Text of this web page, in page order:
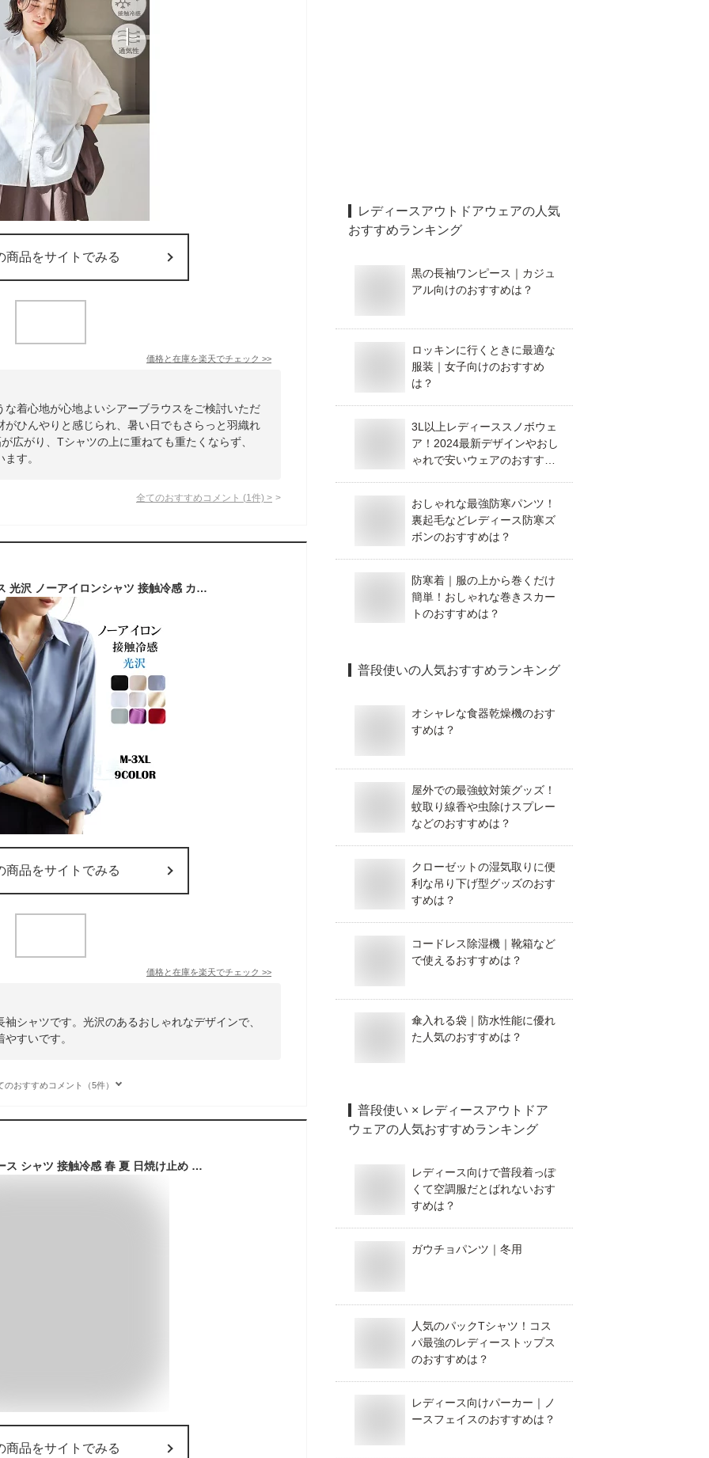
商品をサイトでみる
価格と在庫を楽天でチェック >>
着心地が心地よいシアーブラウスをご検討いただ
ひんやりと感じられ、暑い日でもさらっと羽織れ
広がり、Tシャツの上に重ねても重たくならず、
す。
全てのおすすめコメント (1 件) >
長袖シャツ レディース 光沢 ノーアイロンシャツ 接触冷感 カジュアルシャツ ワイシャツ おしゃれ 白シャツ ビジネス 春夏
商品をサイトでみる
価格と在庫を楽天でチェック >>
シャツです。光沢のあるおしゃれなデザインで、
すいです。
のおすすめコメント（5件）
シアーシャツ レディース シャツ 接触冷感 春 夏 日焼け止め 長袖 透け感 大きいサイズ シースルーシャツ ブラウス ビッグシャツ シアー 長袖シャツ トップス 羽織り 薄手 冷房対策 ゆったり 二の腕カバー 体型カバー ピンク イエロー 通勤 オフィス デート リゾート
商品をサイトでみる
レディースアウトドアウェアの人気
おすすめランキング
黒の長袖ワンピース｜カジュ
アル向けのおすすめは？
ロッキンに行くときに最適な
服装｜女子向けのおすすめ
は？
3L以上レディーススノボウェ
ア！2024最新デザインやおし
ゃれで安いウェアのおすすめ
おしゃれな最強防寒パンツ！
裏起毛などレディース防寒ズ
ボンのおすすめは？
防寒着｜服の上から巻くだけ
簡単！おしゃれな巻きスカー
トのおすすめは？
普段使いの人気おすすめランキング
オシャレな食器乾燥機のおす
すめは？
屋外での最強蚊対策グッズ！
蚊取り線香や虫除けスプレー
などのおすすめは？
クローゼットの湿気取りに便
利な吊り下げ型グッズのおす
すめは？
コードレス除湿機｜靴箱など
で使えるおすすめは？
傘入れる袋｜防水性能に優れ
た人気のおすすめは？
普段使い × レディースアウトドア
ウェアの人気おすすめランキング
レディース向けで普段着っぽ
くて空調服だとばれないおす
すめは？
ガウチョパンツ｜冬用
人気のパックTシャツ！コス
パ最強のレディーストップス
のおすすめは？
レディース向けパーカー｜ノ
ースフェイスのおすすめは？